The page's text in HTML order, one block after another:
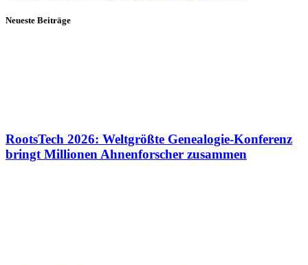
Neueste Beiträge
RootsTech 2026: Weltgrößte Genealogie-Konferenz
bringt Millionen Ahnenforscher zusammen